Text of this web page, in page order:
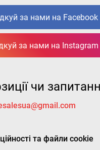
за нами на Facebook
за нами на Instagram
чи
та файли cookie